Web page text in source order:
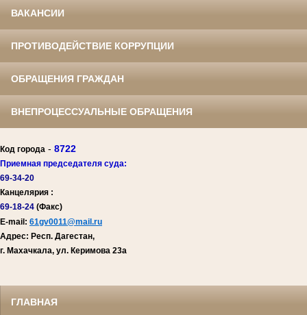
ВАКАНСИИ
ПРОТИВОДЕЙСТВИЕ КОРРУПЦИИ
ОБРАЩЕНИЯ ГРАЖДАН
ВНЕПРОЦЕССУАЛЬНЫЕ ОБРАЩЕНИЯ
Код города - 8722
Приемная председателя суда:
69-34-20
Канцелярия :
69-18-24 (Факс)
E-mail: 61gv0011@mail.ru
Адрес: Респ. Дагестан,
г. Махачкала, ул. Керимова 23а
ГЛАВНАЯ